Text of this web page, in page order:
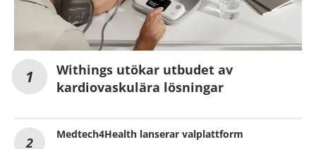
Withings utökar utbudet av
kardiovaskulära lösningar
Medtech4Health lanserar valplattform